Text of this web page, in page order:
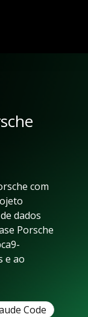
com
dados
Porsche
e ao
Code